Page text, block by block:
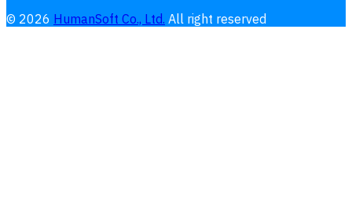
© 2026 HumanSoft Co., Ltd. All right reserved